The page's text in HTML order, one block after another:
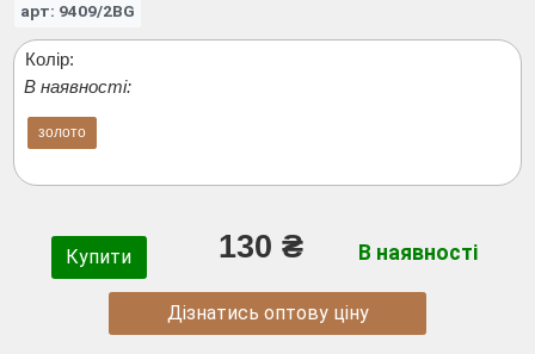
арт: 9409/2BG
Колір:
В наявності:
золото
Купити 130 ₴ В наявності
Дізнатись оптову ціну